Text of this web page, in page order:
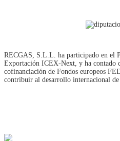
RECGAS, S.L.L. ha participado en el
Exportación ICEX‐Next, y ha contado
cofinanciación de Fondos europeos
contribuir al desarrollo internacional de